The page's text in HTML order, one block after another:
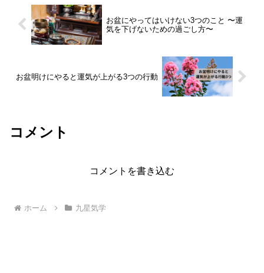
お盆にやってはいけない3つのこと 〜運
気を下げないための過ごし方〜
お盆明けにやると運気が上がる3つの行動
コメント
コメントを書き込む
ホーム 九星気学